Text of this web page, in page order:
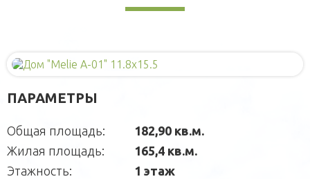
Блок-контейнеры
СРБК
Игровые домики
Для питомцев
Будки каркасные
Домики для кошек
Садовая мебель
Оголовки для колодцев
О компании
ПАРАМЕТРЫ
Общая площадь:
182,90 кв.м.
Жилая площадь:
165,4 кв.м.
Этажность:
1 этаж